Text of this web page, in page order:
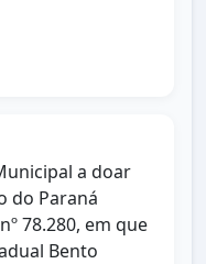
a doar
do Paraná
78.280, em que
Bento